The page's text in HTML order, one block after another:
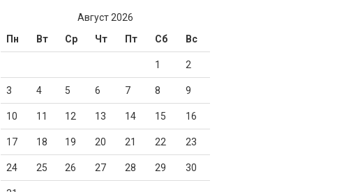
Август 2026
Пн
Вт Ср Чт Пт Сб Вс
1 2
3 4 5 6 7 8 9
10 11 12 13 14 15 16
17 18 19 20 21 22 23
24 25 26 27 28 29 30